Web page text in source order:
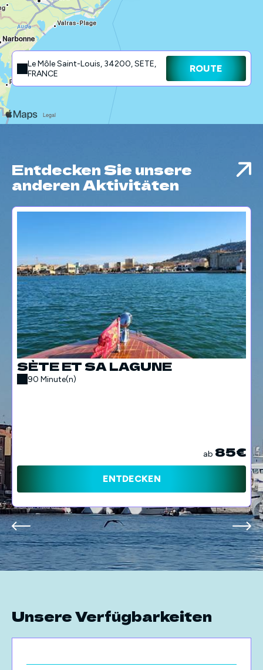
Le Môle Saint-Louis, 34200, SETE,
FRANCE
ROUTE
Entdecken Sie unsere
anderen Aktivitäten
SÈTE ET SA LAGUNE
90 Minute(n)
ab 85€
ENTDECKEN
Unsere Verfügbarkeiten